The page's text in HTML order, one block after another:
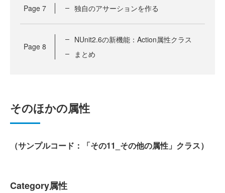
Page 7 独自のアサーションを作る
Page 8
NUnit2.6の新機能：Action属性クラス
まとめ
そのほかの属性
（サンプルコード：「その11_その他の属性」クラス）
Category属性